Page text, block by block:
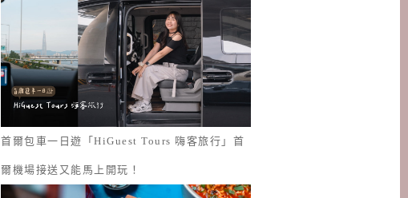
首爾包車一日遊「HiGuest Tours 嗨客旅行」首
爾機場接送又能馬上開玩！